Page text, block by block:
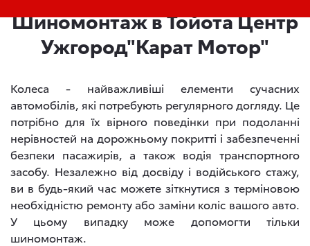
Шиномонтаж в Тойота Центр
Ужгород"Карат Мотор"
Колеса - найважливіші елементи сучасних
автомобілів, які потребують регулярного догляду. Це
потрібно для їх вірного поведінки при подоланні
нерівностей на дорожньому покритті і забезпеченні
безпеки пасажирів, а також водія транспортного
засобу. Незалежно від досвіду і водійського стажу,
ви в будь-який час можете зіткнутися з терміновою
необхідністю ремонту або заміни коліс вашого авто.
У цьому випадку може допомогти тільки
шиномонтаж.